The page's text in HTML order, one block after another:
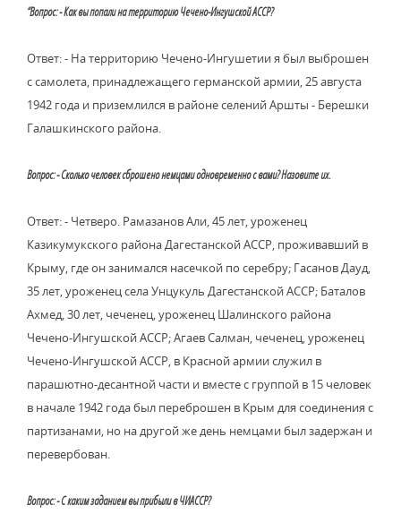
“Вопрос: - Как вы попали на территорию Чечено-Ингушской АССР?
Ответ: - На территорию Чечено-Ингушетии я был выброшен
с самолета, принадлежащего германской армии, 25 августа
1942 года и приземлился в районе селений Аршты - Берешки
Галашкинского района.
Вопрос: - Сколько человек сброшено немцами одновременно с вами? Назовите их.
Ответ: - Четверо. Рамазанов Али, 45 лет, уроженец
Казикумукского района Дагестанской АССР, проживавший в
Крыму, где он занимался насечкой по серебру; Гасанов Дауд,
35 лет, уроженец села Унцукуль Дагестанской АССР; Баталов
Ахмед, 30 лет, чеченец, уроженец Шалинского района
Чечено-Ингушской АССР; Агаев Салман, чеченец, уроженец
Чечено-Ингушской АССР, в Красной армии служил в
парашютно-десантной части и вместе с группой в 15 человек
в начале 1942 года был переброшен в Крым для соединения с
партизанами, но на другой же день немцами был задержан и
перевербован.
Вопрос: - С каким заданием вы прибыли в ЧИАССР?